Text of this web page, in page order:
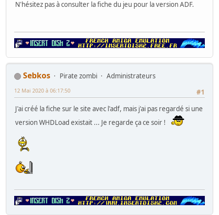
N'hésitez pas à consulter la fiche du jeu pour la version ADF.
Sebkos Pirate zombi
Administrateurs
#1
12 Mai 2020 à 06:17:50
J'ai créé la fiche sur le site avec l'adf, mais j'ai pas regardé si une
version WHDLoad existait ... Je regarde ça ce soir !